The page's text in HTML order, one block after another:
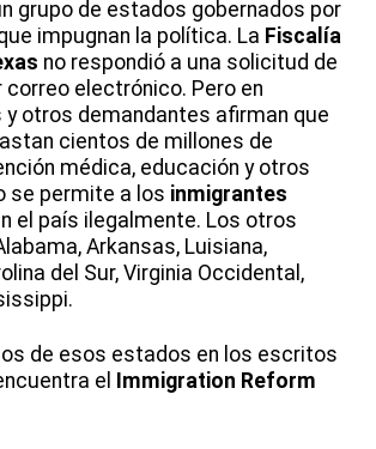
grupo de estados gobernados por
impugnan la política. La Fiscalía
no respondió a una solicitud de
electrónico. Pero en
otros demandantes afirman que
cientos de millones de
médica, educación y otros
se permite a los inmigrantes
el país ilegalmente. Los otros
Arkansas, Luisiana,
del Sur, Virginia Occidental,
de esos estados en los escritos
el
Immigration Reform